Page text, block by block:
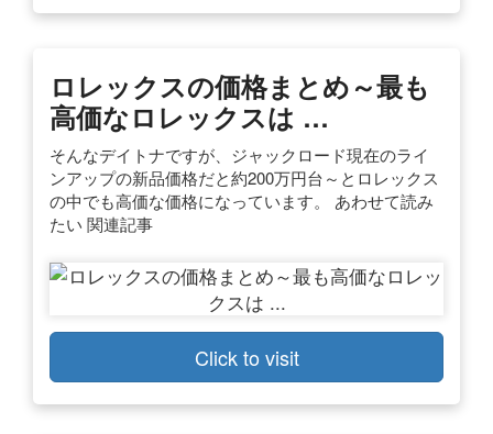
ロレックスの価格まとめ～最も
高価なロレックスは …
そんなデイトナですが、ジャックロード現在のライ
ンアップの新品価格だと約200万円台～とロレックス
の中でも高価な価格になっています。 あわせて読み
たい 関連記事
Click to visit